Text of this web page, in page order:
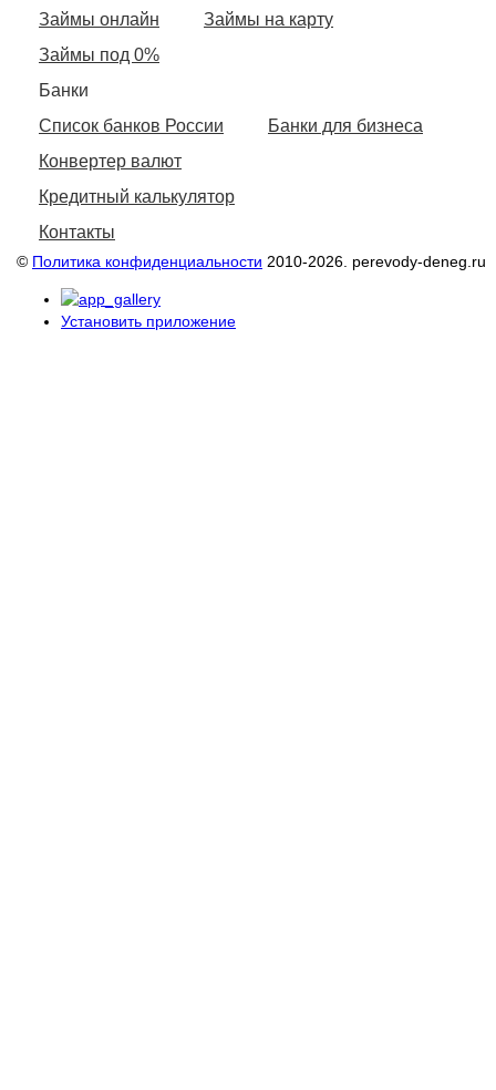
Займы онлайн
Займы на карту
Займы под 0%
Банки
Список банков России
Банки для бизнеса
Конвертер валют
Кредитный калькулятор
Контакты
© Политика конфиденциальности 2010-2026. perevody-deneg.ru
Установить приложение